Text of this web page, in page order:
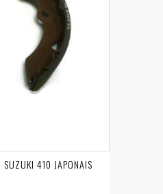
SUZUKI 410 JAPONAIS